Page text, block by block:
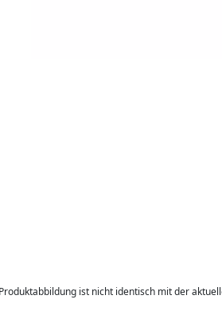
ist nicht identisch mit der